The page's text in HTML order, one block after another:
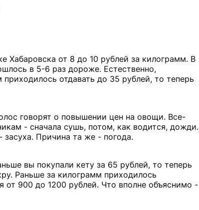
Хабаровска от 8 до 10 рублей за килограмм. В
в 5-6 раз дороже. Естественно,
отдавать до 35 рублей, то теперь
говорят о повышении цен на овощи. Все-
- сначала сушь, потом, как водится, дожди.
Причина та же - погода.
вы покупали кету за 65 рублей, то теперь
Раньше за килограмм приходилось
от 900 до 1200 рублей. Что вполне объяснимо -